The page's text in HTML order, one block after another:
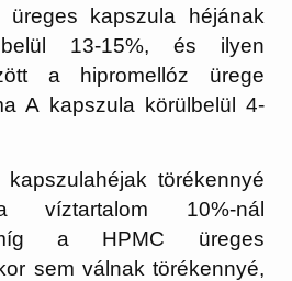
kapszula héjának
13-15%, és ilyen
a hipromellóz ürege
A kapszula körülbelül 4-
törékennyé
10%-nál
a HPMC üreges
sem válnak törékennyé,